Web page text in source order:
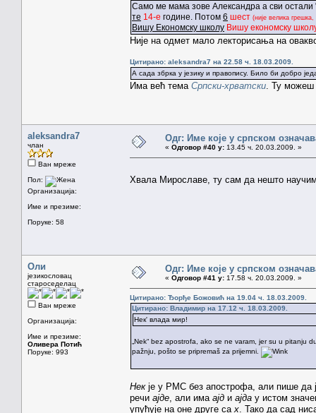
Само ме мама зове Александра а сви
те 14-e године. Потом 6 шест (није велика
Вишу Економску школу Вишу економску
Није на одмет мало лекторисања на
Цитирано: aleksandra7 на 22.58 ч. 18.03.2009.
А сада збрка у језику и правопису. Било би добро
Има већ тема Српски-хрватски . Ту
aleksandra7
члан
Ван мреже
Пол:
Организација:
Име и презиме:
Поруке: 58
Одг: Име које у српском
« Одговор #40 у: 13.45 ч. 20.03.2009. »
Хвала Мирославе, ту сам да нешто
Оли
језикословац
староседелац
Ван мреже
Организација:
Име и презиме:
Оливера Потић
Поруке: 993
Одг: Име које у српском
« Одговор #41 у: 17.58 ч. 20.03.2009. »
Цитирано: Ђорђе Божовић на 19.04 ч. 18.03.2009.
Цитирано: Владимир на 17.12 ч. 18.03.2009.
Нек' влада мир!
„Nek“ bez apostrofa, ako se ne varam, jer su u pitanju
pažnju, pošto se pripremaš za prijemni.
Некје у РМС без апострофа, али пише да
речи ајде , али има ајд и ајда у истом
упућује на оне друге са х . Тако да сад